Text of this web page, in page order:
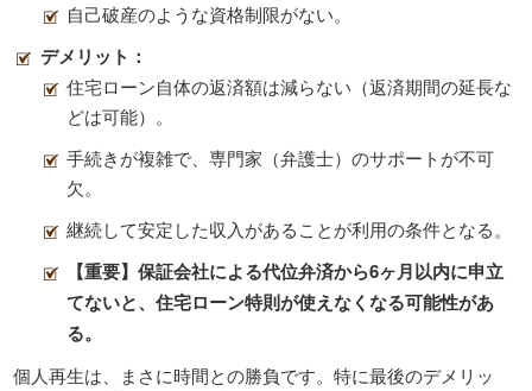
自己破産のような資格制限がない。
デメリット：
住宅ローン自体の返済額は減らない（返済期間の延長な
どは可能）。
手続きが複雑で、専門家（弁護士）のサポートが不可
欠。
継続して安定した収入があることが利用の条件となる。
【重要】保証会社による代位弁済から6ヶ月以内に申立
てないと、住宅ローン特則が使えなくなる可能性があ
る。
個人再生は、まさに時間との勝負です。特に最後のデメリッ